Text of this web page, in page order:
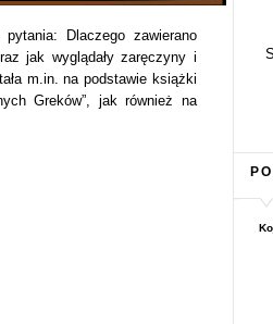
Dlaczego zawierano
jak wyglądały zaręczyny i
m.in. na podstawie książki
Greków”, jak również na